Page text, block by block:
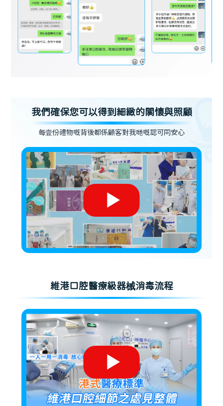
我們確保您可以得到細緻的關懷與照顧
每壹份禮物嘅背後都係顧客對我哋嘅認可同安心
維港口腔醫療級器械消毒流程